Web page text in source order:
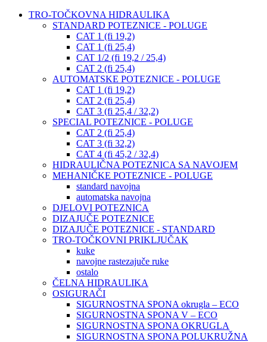
TRO-TOČKOVNA HIDRAULIKA
STANDARD POTEZNICE - POLUGE
CAT 1 (fi 19,2)
CAT 1 (fi 25,4)
CAT 1/2 (fi 19,2 / 25,4)
CAT 2 (fi 25,4)
AUTOMATSKE POTEZNICE - POLUGE
CAT 1 (fi 19,2)
CAT 2 (fi 25,4)
CAT 3 (fi 25,4 / 32,2)
SPECIAL POTEZNICE - POLUGE
CAT 2 (fi 25,4)
CAT 3 (fi 32,2)
CAT 4 (fi 45,2 / 32,4)
HIDRAULIČNA POTEZNICA SA NAVOJEM
MEHANIČKE POTEZNICE - POLUGE
standard navojna
automatska navojna
DJELOVI POTEZNICA
DIZAJUČE POTEZNICE
DIZAJUČE POTEZNICE - STANDARD
TRO-TOČKOVNI PRIKLJUČAK
kuke
navojne rastezajuče ruke
ostalo
ČELNA HIDRAULIKA
OSIGURAČI
SIGURNOSTNA SPONA okrugla – ECO
SIGURNOSTNA SPONA V – ECO
SIGURNOSTNA SPONA OKRUGLA
SIGURNOSTNA SPONA POLUKRUŽNA